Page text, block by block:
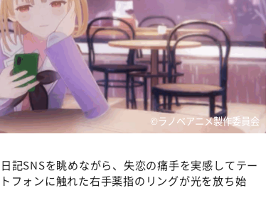
©ラノベアニメ製作委員会
記SNSを眺めながら、失恋の痛手を実感してテー
フォンに触れた右手薬指のリングが光を放ち始